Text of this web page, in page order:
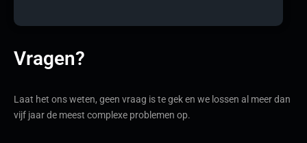
Vragen?
Laat het ons weten, geen vraag is te gek en we lossen al meer dan
vijf jaar de meest complexe problemen op.